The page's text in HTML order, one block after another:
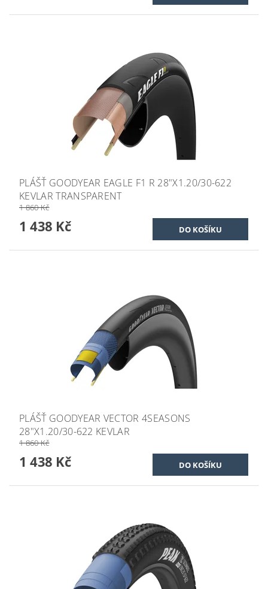
PLÁŠŤ GOODYEAR EAGLE F1 R 28"X1.20/30-622
KEVLAR TRANSPARENT
1 860 Kč
1 438 Kč
PLÁŠŤ GOODYEAR VECTOR 4SEASONS
28"X1.20/30-622 KEVLAR
1 860 Kč
1 438 Kč